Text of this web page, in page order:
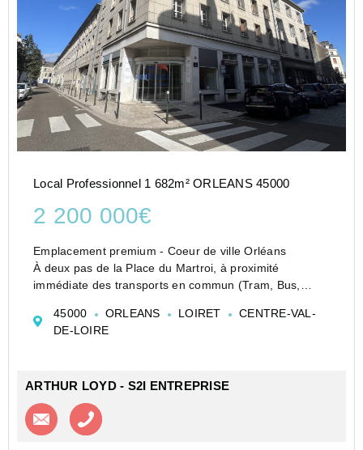
Local Professionnel 1 682m² ORLEANS 45000
2 200 000€
Emplacement premium - Coeur de ville Orléans
À deux pas de la Place du Martroi, à proximité
immédiate des transports en commun (Tram, Bus,
minutes à pied de la Gare d'Orléans, découvrez un
ensembl...
45000 ORLEANS LOIRET
CENTRE-VAL-
DE-LOIRE
ARTHUR LOYD - S2I ENTREPRISE
Contacter l'agence